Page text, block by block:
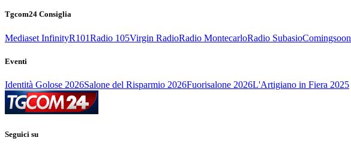
Tgcom24 Consiglia
Mediaset InfinityR101Radio 105Virgin RadioRadio MontecarloRadio SubasioComingsoon
Eventi
Identità Golose 2026Salone del Risparmio 2026Fuorisalone 2026L'Artigiano in Fiera 2025
Seguici su